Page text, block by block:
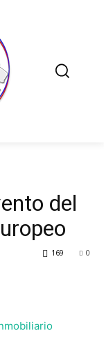
del
0
169